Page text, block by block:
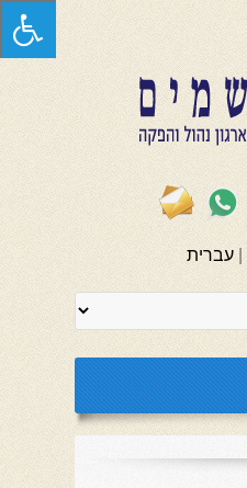
|עברית